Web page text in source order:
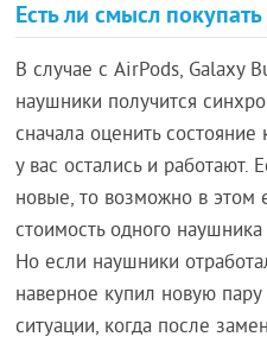
Есть ли смысл
В случае с AirPods, Galaxy
наушники получится
сначала оценить
у вас остались и работают.
новые, то возможно в этом
стоимость одного
Но если наушники
наверное купил новую
ситуации, когда после